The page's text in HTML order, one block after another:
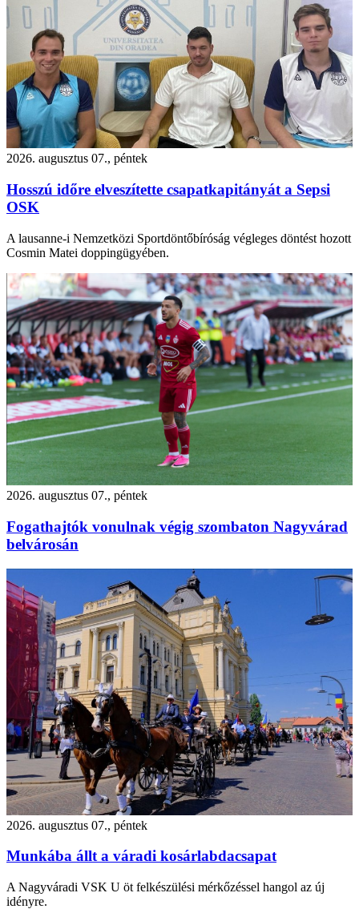
2026. augusztus 07., péntek
Hosszú időre elveszítette csapatkapitányát a Sepsi
OSK
A lausanne-i Nemzetközi Sportdöntőbíróság végleges döntést hozott
Cosmin Matei doppingügyében.
2026. augusztus 07., péntek
Fogathajtók vonulnak végig szombaton Nagyvárad
belvárosán
2026. augusztus 07., péntek
Munkába állt a váradi kosárlabdacsapat
A Nagyváradi VSK U öt felkészülési mérkőzéssel hangol az új
idényre.